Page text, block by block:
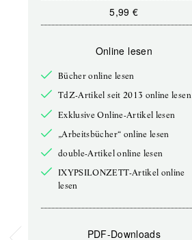
5,99 €
Online lesen
Bücher online lesen
TdZ-Artikel seit 2013 online lesen
Exklusive Online-Artikel lesen
„Arbeitsbücher“ online lesen
double-Artikel online lesen
IXYPSILONZETT-Artikel online
lesen
PDF-Downloads